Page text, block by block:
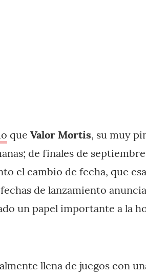
que Valor Mortis, su muy
de finales de
el cambio de fecha, que
de lanzamiento
un papel importante a la
llena de juegos con